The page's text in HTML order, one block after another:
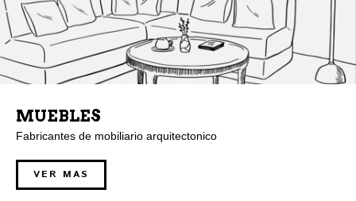
MUEBLES
Fabricantes de mobiliario arquitectonico
VER MAS